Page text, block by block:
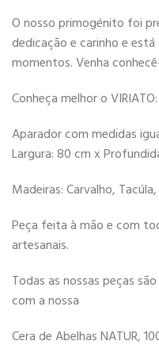
O nosso primogénito foi
dedicação e carinho e
momentos. Venha
Conheça melhor o VIRIATO:
Aparador com medidas
Largura: 80 cm x
Madeiras: Carvalho,
Peça feita à mão e com
artesanais.
Todas as nossas peças
com a nossa
Cera de Abelhas NATUR,